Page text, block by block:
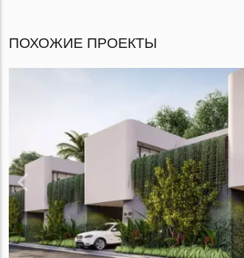
ПОХОЖИЕ ПРОЕКТЫ